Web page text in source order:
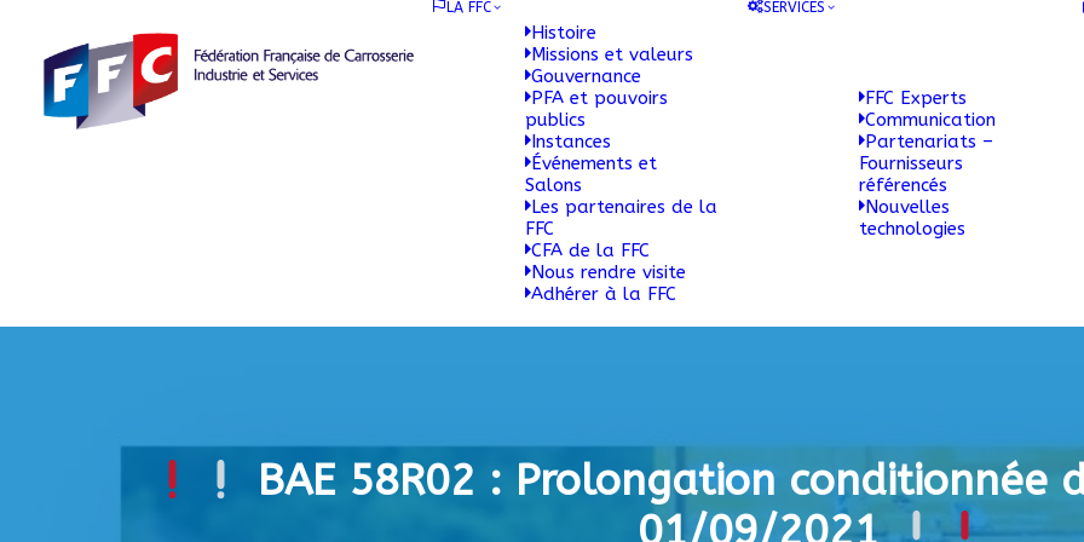
LA FFC
Histoire
Missions et valeurs
Gouvernance
PFA et pouvoirs
publics
Instances
Événements et
Salons
Les partenaires de la
FFC
CFA de la FFC
Nous rendre visite
Adhérer à la FFC
SERVICES
FFC Experts
Communication
Partenariats –
Fournisseurs
référencés
Nouvelles
technologies
BAE 58R02 : Prolongation
01/09/2021